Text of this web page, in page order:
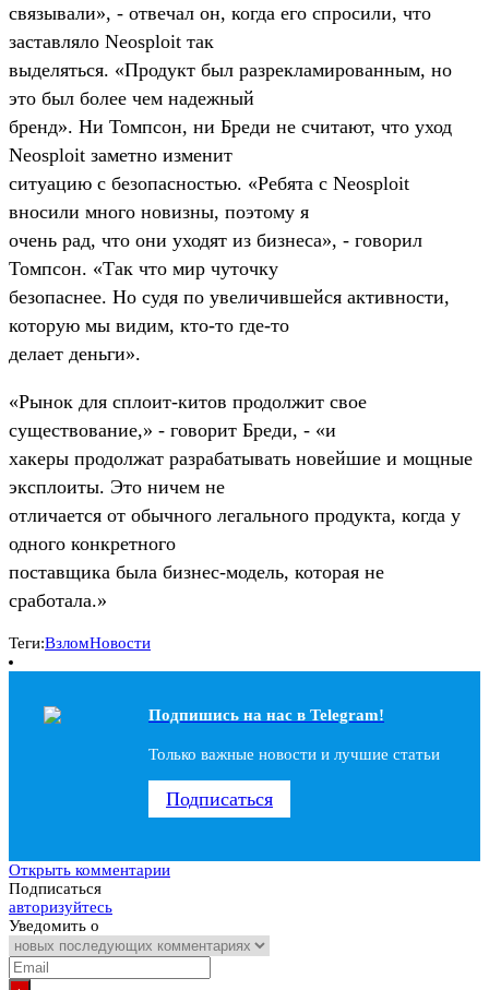
связывали», - отвечал он, когда его спросили, что
заставляло Neosploit так
выделяться. «Продукт был разрекламированным, но
это был более чем надежный
бренд». Ни Томпсон, ни Бреди не считают, что уход
Neosploit заметно изменит
ситуацию с безопасностью. «Ребята с Neosploit
вносили много новизны, поэтому я
очень рад, что они уходят из бизнеса», - говорил
Томпсон. «Так что мир чуточку
безопаснее. Но судя по увеличившейся активности,
которую мы видим, кто-то где-то
делает деньги».
«Рынок для сплоит-китов продолжит свое
существование,» - говорит Бреди, - «и
хакеры продолжат разрабатывать новейшие и мощные
эксплоиты. Это ничем не
отличается от обычного легального продукта, когда у
одного конкретного
поставщика была бизнес-модель, которая не
сработала.»
Теги:ВзломНовости
Подпишись на наc в Telegram!
Только важные новости и лучшие статьи
Подписаться
Открыть комментарии
Подписаться
авторизуйтесь
Уведомить о